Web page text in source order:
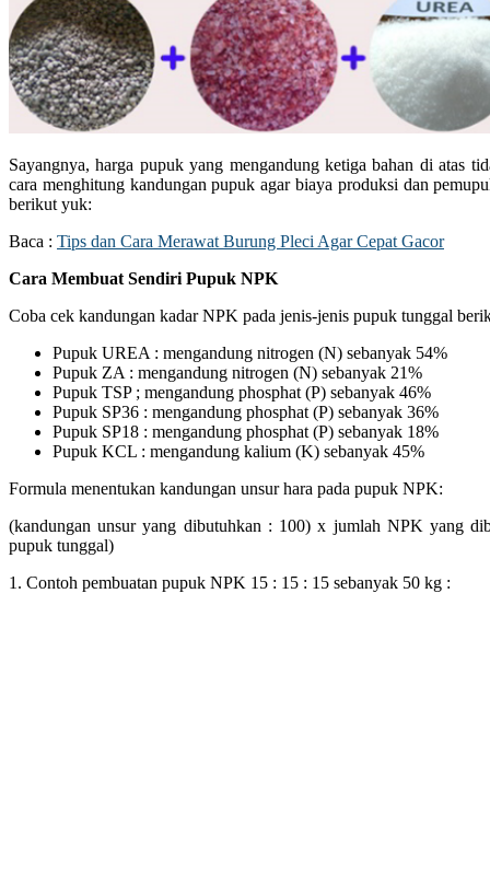
Sayangnya, harga pupuk yang mengandung ketiga bahan di atas
cara menghitung kandungan pupuk agar biaya produksi dan
berikut yuk:
Baca : Tips dan Cara Merawat Burung Pleci Agar Cepat Gacor
Cara Membuat Sendiri Pupuk NPK
Coba cek kandungan kadar NPK pada jenis-jenis pupuk tunggal
Pupuk UREA : mengandung nitrogen (N) sebanyak 54%
Pupuk ZA : mengandung nitrogen (N) sebanyak 21%
Pupuk TSP ; mengandung phosphat (P) sebanyak 46%
Pupuk SP36 : mengandung phosphat (P) sebanyak 36%
Pupuk SP18 : mengandung phosphat (P) sebanyak 18%
Pupuk KCL : mengandung kalium (K) sebanyak 45%
Formula menentukan kandungan unsur hara pada pupuk NPK:
(kandungan unsur yang dibutuhkan : 100) x jumlah NPK yang
pupuk tunggal)
1. Contoh pembuatan pupuk NPK 15 : 15 : 15 sebanyak 50 kg :